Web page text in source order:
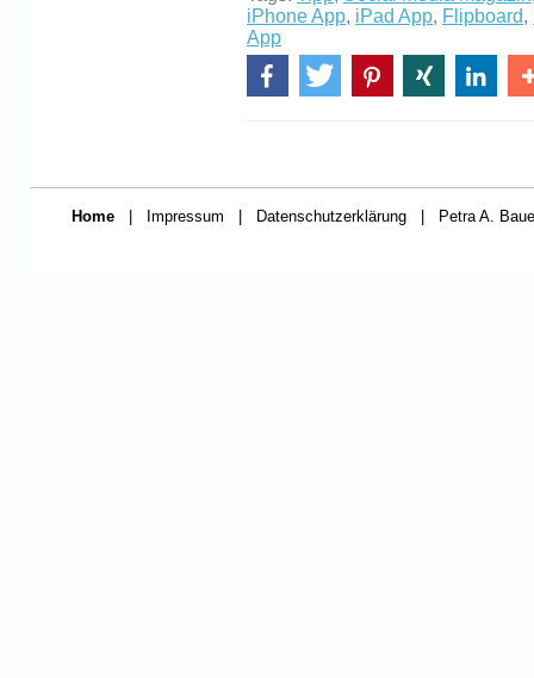
iPhone App, iPad App, Flipboard,
App
Home Impressum Datenschutzerklärung Petra A.